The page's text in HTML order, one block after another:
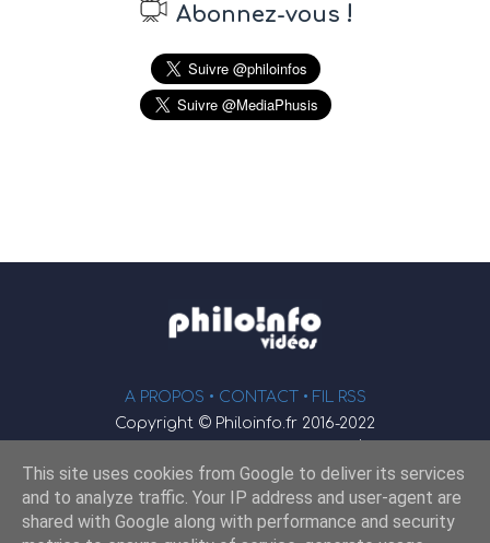
Abonnez-vous !
A PROPOS • CONTACT • FIL RSS
Copyright © Philoinfo.fr 2016-2022
φ
Webmaster : JEND
This site uses cookies from Google to deliver its services
and to analyze traffic. Your IP address and user-agent are
shared with Google along with performance and security